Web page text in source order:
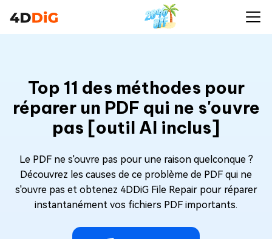
Top 11 des méthodes pour
réparer un PDF qui ne s'ouvre
pas [outil AI inclus]
Le PDF ne s'ouvre pas pour une raison quelconque ?
Découvrez les causes de ce problème de PDF qui ne
s'ouvre pas et obtenez 4DDiG File Repair pour réparer
instantanément vos fichiers PDF importants.